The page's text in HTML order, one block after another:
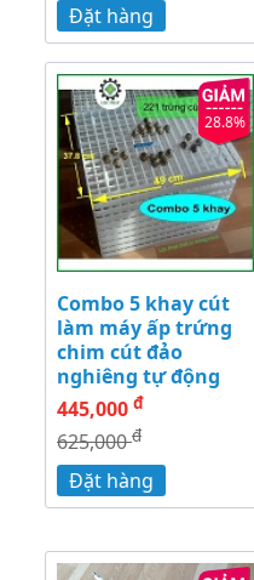
Đặt hàng
28.8%
Combo 5 khay cút
làm máy ấp trứng
chim cút đảo
nghiêng tự động
445,000 đ
625,000đ
Đặt hàng